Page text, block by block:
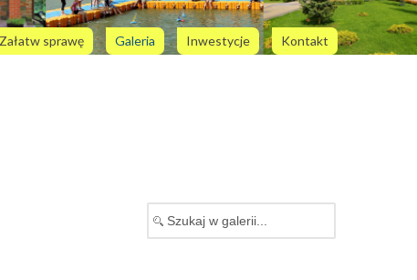
Załatw sprawę Galeria Inwestycje Kontakt